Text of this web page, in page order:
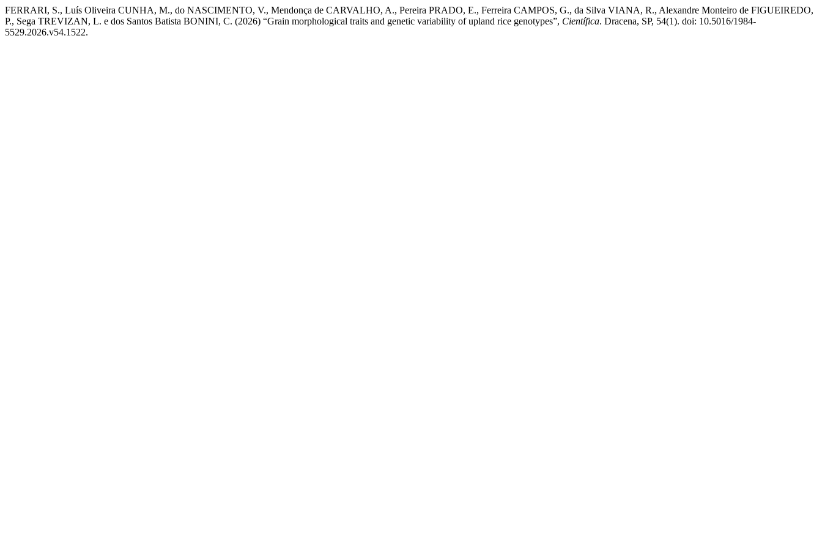
FERRARI, S., Luís Oliveira CUNHA, M., do NASCIMENTO, V., Mendonça de CARVALHO, A., Pereira PRADO, E., Ferreira CAMPOS, G., da Silva VIANA, R., Alexandre Monteiro de FIGUEIREDO,
P., Sega TREVIZAN, L. e dos Santos Batista BONINI, C. (2026) “Grain morphological traits and genetic variability of upland rice genotypes”, Científica. Dracena, SP, 54(1). doi: 10.5016/1984-
5529.2026.v54.1522.